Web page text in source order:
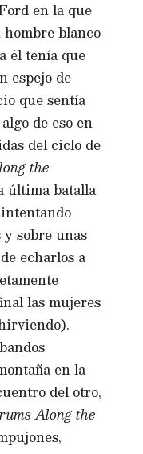
en la que
blanco
él tenía que
espejo de
que sentía
de eso en
del ciclo de
the
última batalla
sobre unas
echarlos a
las mujeres
en la
del otro,
rums Along the